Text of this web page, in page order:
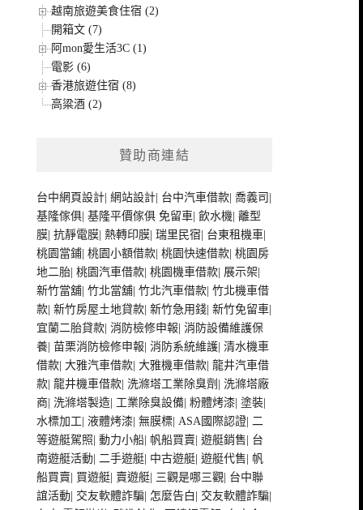
越南旅遊美食住宿 (2)
開箱文 (7)
阿mon愛生活3C (1)
電影 (6)
香港旅遊住宿 (8)
高粱酒 (2)
贊助商連結
台中網頁設計 |網站設計 台中汽車借款 |喬義司
基隆傢俱 |基隆平價傢俱 免留車 |飲水機 |離型
膜 |抗靜電膜 |熱轉印膜 |瑞里民宿 台東租機車
桃園當鋪 |桃園小額借款 |桃園快速借款 |桃園房
地二胎 |桃園汽車借款 |桃園機車借款 展示架
新竹當舖 |竹北當舖 |竹北汽車借款 |竹北機車借
款 |新竹房屋土地貸款 |新竹急用錢 |新竹免留車
宜蘭二胎貸款 |消防檢修申報 |消防設備維護保
養 |苗栗消防檢修申報 |消防系統維護 |清水機車
借款 |大雅汽車借款 |大雅機車借款 |龍井汽車借
款 |龍井機車借款 洗滌塔工業除臭劑
洗滌塔廠
商 洗滌塔製造 工業除臭設備 |粉體烤漆 |塗裝
水標加工 |液體烤漆 |無膜標 |ASA國際認證 |二
等遊艇駕照 |動力小船 帆船買賣 |遊艇銷售 台
南遊艇活動 |二手遊艇 中古遊艇 |遊艇代售 帆
船買賣 買遊艇 賣遊艇 三觀是哪三觀 台中聯
誼活動 交友軟體詐騙 怎麼告白 交友軟體詐騙